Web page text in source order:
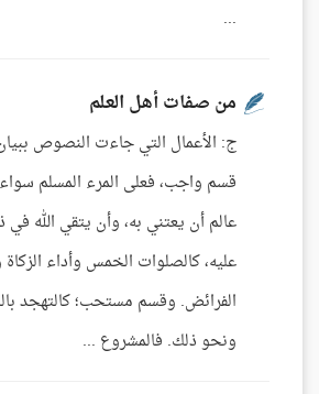
...
من صفات أهل العلم
ج: الأعمال التي جاءت النصوص
قسم واجب، فعلى المرء المسلم سواء
عالم أن يعتني به، وأن يتقي الله
عليه، كالصلوات الخمس وأداء
الفرائض. وقسم مستحب؛ كالتهجد
ونحو ذلك. فالمشروع ...